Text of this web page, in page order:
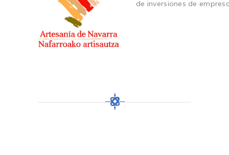
de inversiones de